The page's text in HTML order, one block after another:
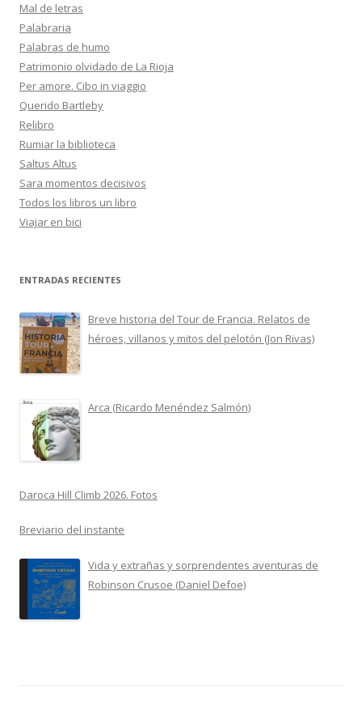
Mal de letras
Palabraria
Palabras de humo
Patrimonio olvidado de La Rioja
Per amore. Cibo in viaggio
Querido Bartleby
Relibro
Rumiar la biblioteca
Saltus Altus
Sara momentos decisivos
Todos los libros un libro
Viajar en bici
ENTRADAS RECIENTES
Breve historia del Tour de Francia. Relatos de
héroes, villanos y mitos del pelotón (Jon Rivas)
Arca (Ricardo Menéndez Salmón)
Daroca Hill Climb 2026. Fotos
Breviario del instante
Vida y extrañas y sorprendentes aventuras de
Robinson Crusoe (Daniel Defoe)